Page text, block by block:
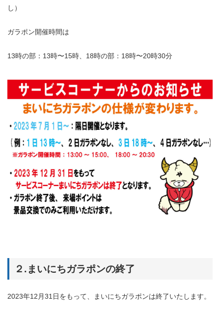
し）
ガラポン開催時間は
13時の部：13時〜15時、18時の部：18時〜20時30分
２.まいにちガラポンの終了
2023年12月31日をもって、まいにちガラポンは終了いたします。